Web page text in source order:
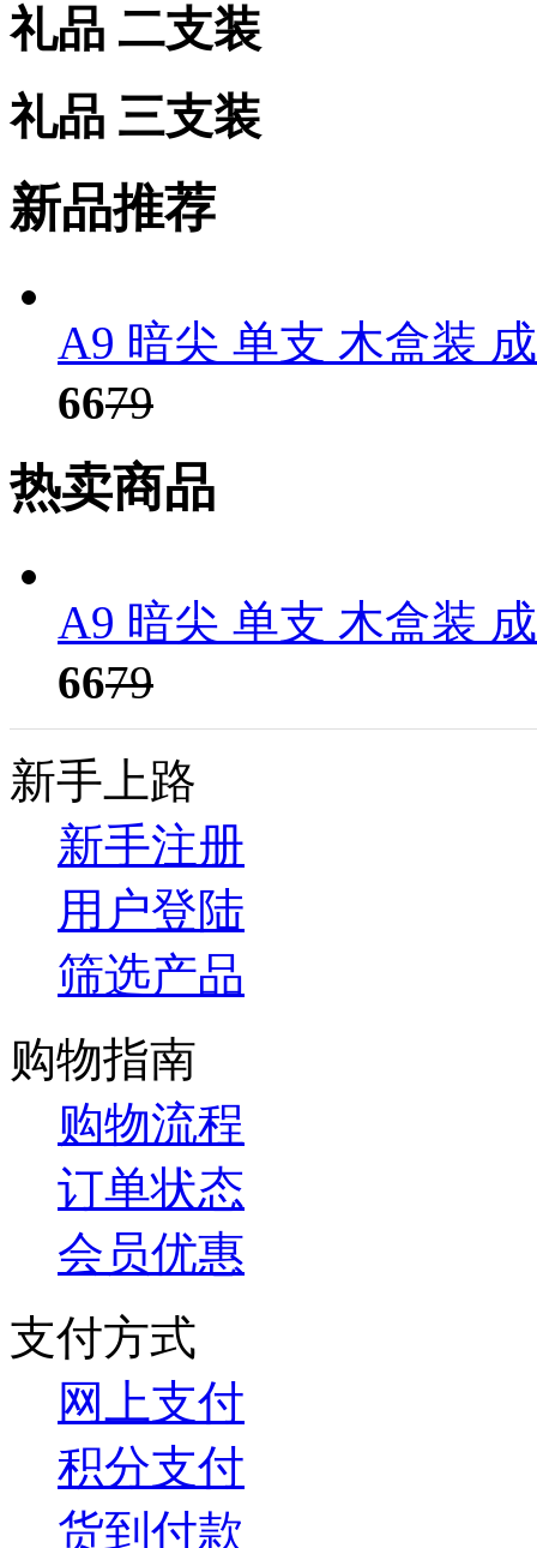
礼品 二支装
礼品 三支装
新品推荐
A9 暗尖 单支 木盒装
6679
热卖商品
A9 暗尖 单支 木盒装
6679
新手上路
新手注册
用户登陆
筛选产品
购物指南
购物流程
订单状态
会员优惠
支付方式
网上支付
积分支付
货到付款